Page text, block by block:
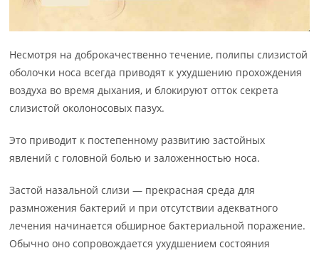
Несмотря на доброкачественно течение, полипы слизистой
оболочки носа всегда приводят к ухудшению прохождения
воздуха во время дыхания, и блокируют отток секрета
слизистой околоносовых пазух.
Это приводит к постепенному развитию застойных
явлений с головной болью и заложенностью носа.
Застой назальной слизи — прекрасная среда для
размножения бактерий и при отсутствии адекватного
лечения начинается обширное бактериальной поражение.
Обычно оно сопровождается ухудшением состояния